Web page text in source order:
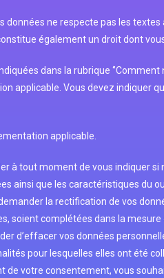
ne respecte pas les
également un droit dont
dans la rubrique
applicable. Vous devez indiquer
applicable.
à tout moment de vous indiquer
ainsi que les caractéristiques du
la rectification de vos
soient complétées dans la
d’effacer vos données
pour lesquelles elles ont été
votre consentement, vous